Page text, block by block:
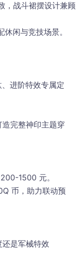
，战斗裙摆设计兼顾
闲与竞技场景。
进阶特效专属定
完整神印主题穿
1500 元。
币，助力联动预
是军械特效